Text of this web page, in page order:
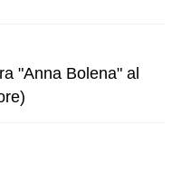
"Anna Bolena" al